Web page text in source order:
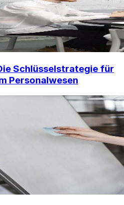
Schlüsselstrategie für
Personalwesen